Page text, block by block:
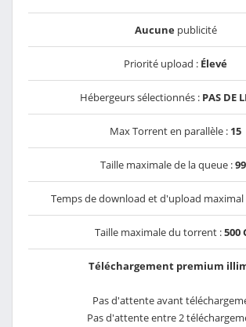
Aucunepublicité
Priorité upload : Élevé
Hébergeurs sélectionnés : PAS DE
Max Torrent en parallèle : 15
Taille maximale de la queue :
Temps de download et d'upload maximal
Taille maximale du torrent :500
Téléchargement premium
Pas d'attente avant
Pas d'attente entre 2